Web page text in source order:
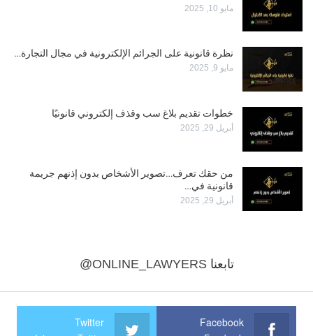
مايو 10, 2025
نظرة قانونية على الجرائم الإلكترونية في مجال التجارة…
مايو 9, 2025
خطوات تقديم بلاغ سب وقذف إلكتروني قانونيًا
أبريل 29, 2025
من حقك تعرف…تصوير الأشخاص بدون إذنهم جريمة
قانونية في…
أبريل 29, 2025
تابعنا@ONLINE_LAWYERS
Facebook
Twitter